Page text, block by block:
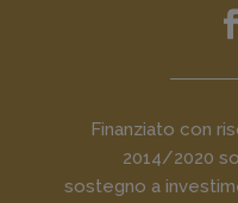
Finanziato con
2014/2020
sostegno a